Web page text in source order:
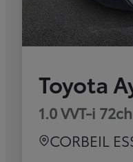
Toyota
1.0 VVT-i
CORBEIL